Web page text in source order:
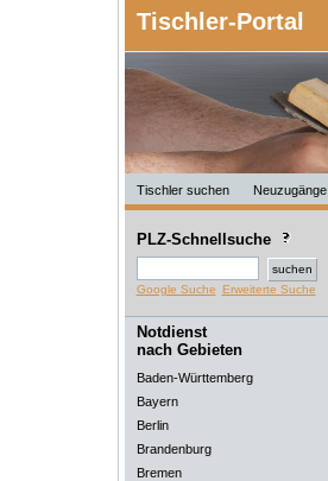
Tischler-Portal
Tischler suchen Neuzugänge
PLZ-Schnellsuche
Google Suche Erweiterte Suche
Notdienst
nach Gebieten
Baden-Württemberg
Bayern
Berlin
Brandenburg
Bremen